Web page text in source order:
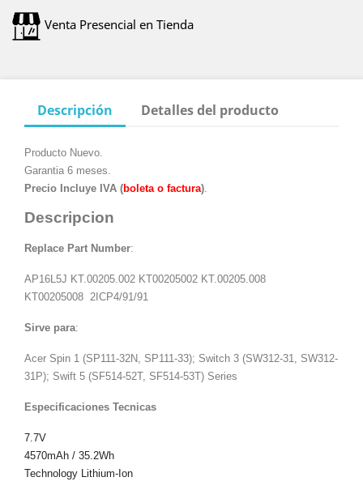
Venta Presencial en Tienda
Descripción Detalles del producto
Producto Nuevo.
Garantia 6 meses.
Precio Incluye IVA (boleta o factura)
Descripcion
Replace Part Number:
AP16L5J KT.00205.002 KT00205002 KT.00205.008
KT00205008 2ICP4/91/91
Sirve para:
Acer Spin 1 (SP111-32N, SP111-33); Switch 3 (SW312-31, SW312-
31P); Swift 5 (SF514-52T, SF514-53T) Series
Especificaciones Tecnicas
7.7V
4570mAh / 35.2Wh
Technology Lithium-Ion